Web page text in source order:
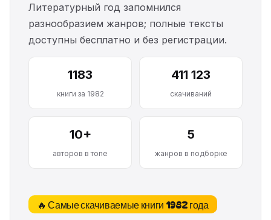
Литературный год запомнился
разнообразием жанров; полные тексты
доступны бесплатно и без регистрации.
1183
книги за 1982
411 123
скачиваний
10+
авторов в топе
5
жанров в подборке
🔥 Самые скачиваемые книги 1982 года